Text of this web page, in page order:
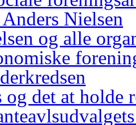
Nielsen
og alle
og det at holde